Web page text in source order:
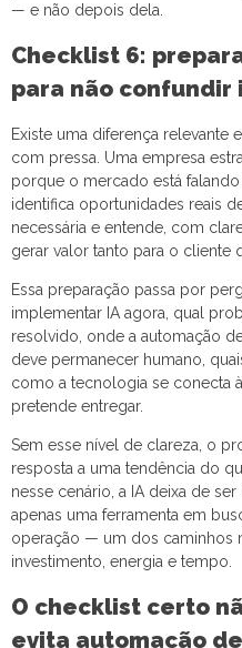
— e não depois dela.
Checklist 6:
para não confundir
Existe uma diferença relevante
com pressa. Uma empresa
porque o mercado está
identifica oportunidades reais
necessária e entende, com
gerar valor tanto para o cliente
Essa preparação passa por
implementar IA agora, qual
resolvido, onde a automação
deve permanecer humano,
como a tecnologia se conecta
pretende entregar.
Sem esse nível de clareza, o
resposta a uma tendência do
nesse cenário, a IA deixa de
apenas uma ferramenta em
operação — um dos caminhos
investimento, energia e tempo.
O checklist certo
evita automação